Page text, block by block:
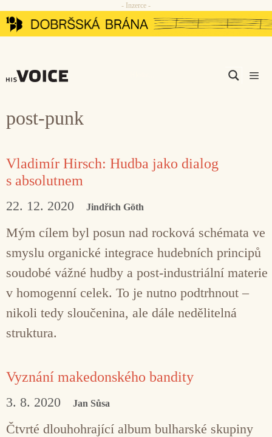
Přeskočit
na
- Inzerce -
post-punk
Vladimír Hirsch: Hudba jako dialog
s absolutnem
22. 12. 2020 Jindřich Göth
Mým cílem byl posun nad rocková schémata ve
smyslu organické integrace hudebních principů
soudobé vážné hudby a post-industriální materie
v homogenní celek. To je nutno podtrhnout –
nikoli tedy sloučenina, ale dále nedělitelná
struktura.
Vyznání makedonského bandity
3. 8. 2020 Jan Sůsa
Čtvrté dlouhohrající album bulharské skupiny